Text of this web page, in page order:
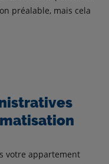
préalable, mais cela
votre appartement